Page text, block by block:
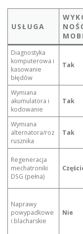
USŁUGA
Diagnostyka
komputerowa i
kasowanie
błędów
Tak
Wymiana
akumulatora i
kodowanie
Tak
Wymiana
alternatora/roz
rusznika
Tak
Regeneracja
mechatroniki
DSG (pełna)
Naprawy
powypadkowe
i blacharskie
Nie